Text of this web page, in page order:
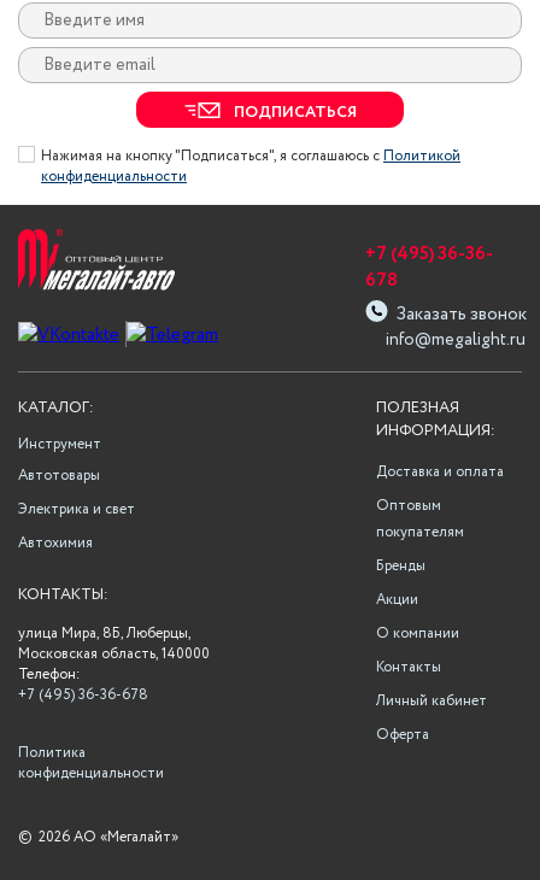
ПОДПИСАТЬСЯ
Нажимая на кнопку "Подписаться", я соглашаюсь сПолитикой
конфиденциальности
info@megalight.ru
+7 (495) 36-36-
678
Заказать звонок
ПОЛЕЗНАЯ
ИНФОРМАЦИЯ:
Доставка и оплата
Оптовым
покупателям
Бренды
Акции
О компании
Контакты
Личный кабинет
Оферта
КАТАЛОГ:
Инструмент
Автотовары
Электрика и свет
Автохимия
КОНТАКТЫ:
улица Мира, 8Б, Люберцы,
Московская область, 140000
Телефон:
+7 (495) 36-36-678
Политика
конфиденциальности
© 2026 АО «Мегалайт»